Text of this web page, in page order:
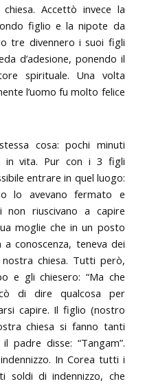
Accettò invece la
figlio e la nipote da
tre divennero i suoi figli
d’adesione, ponendo il
spirituale. Una volta
l’uomo fu molto felice
cosa: pochi minuti
in vita. Pur con i 3 figli
entrare in quel luogo:
lo avevano fermato e
non riuscivano a capire
moglie che in un posto
conoscenza, teneva dei
chiesa. Tutti però,
e gli chiesero: “Ma che
di dire qualcosa per
capire. Il figlio (nostro
chiesa si fanno tanti
padre disse: “Tangam”.
In Corea tutti i
soldi di indennizzo, che